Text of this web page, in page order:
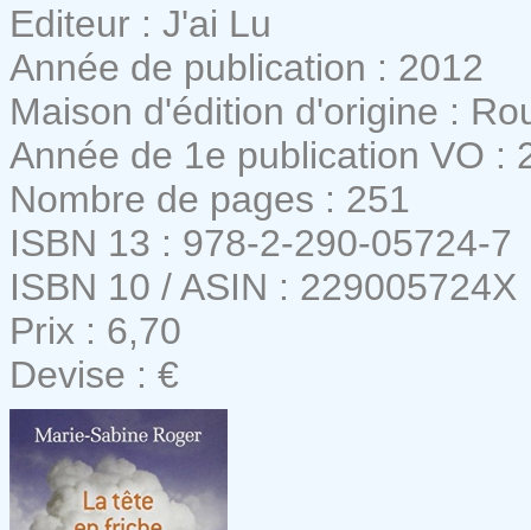
Editeur : J'ai Lu
Année de publication : 2012
Maison d'édition d'origine :
Année de 1e publication VO :
Nombre de pages : 251
ISBN 13 : 978-2-290-05724-7
ISBN 10 / ASIN : 229005724X
Prix : 6,70
Devise : €